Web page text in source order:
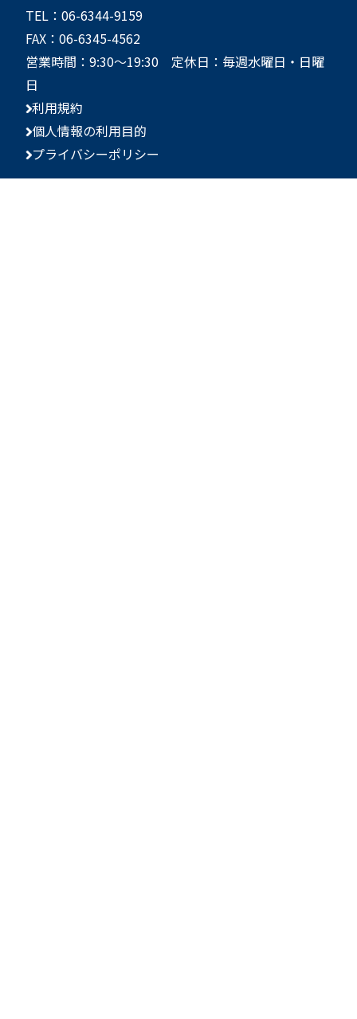
TEL：06-6344-9159
FAX：06-6345-4562
営業時間：9:30～19:30 定休日：毎週水曜日・日曜
日
利用規約
個人情報の利用目的
プライバシーポリシー